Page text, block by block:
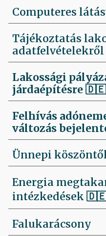
Computeres
Tájékoztatás
adatfelvételekről
Lakossági
járdaépítésre🇩🇪
Felhívás
változás
Ünnepi
Energia
intézkedések
Falukarácsony